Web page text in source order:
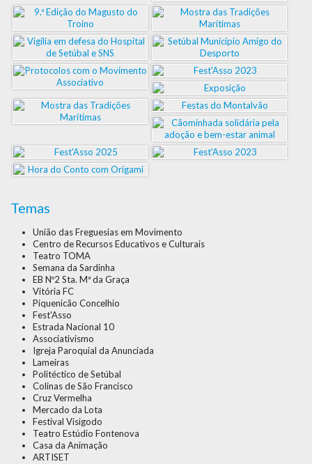
Temas
União das Freguesias em Movimento
Centro de Recursos Educativos e Culturais
Teatro TOMA
Semana da Sardinha
EB Nº2 Sta. Mª da Graça
Vitória FC
Piquenicão Concelhio
Fest'Asso
Estrada Nacional 10
Associativismo
Igreja Paroquial da Anunciada
Lameiras
Politéctico de Setúbal
Colinas de São Francisco
Cruz Vermelha
Mercado da Lota
Festival Visigodo
Teatro Estúdio Fontenova
Casa da Animação
ARTISET